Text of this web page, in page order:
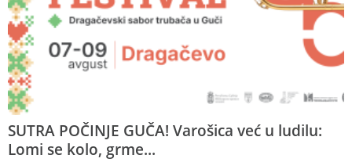
SUTRA POČINJE GUČA! Varošica već u ludilu:
Lomi se kolo, grme...